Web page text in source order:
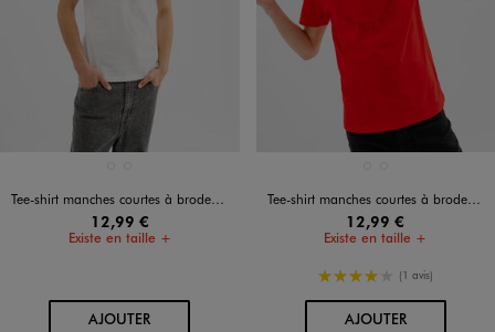
Tee-shirt manches courtes à broderie homme
12,99 €
Existe en taille +
AJOUTERAU PANIER
Tee-shirt manches courtes à broderie homme
12,99 €
Existe en taille +
4/5 de moyenne
(1 avis)
AJOUTERAU PANIER